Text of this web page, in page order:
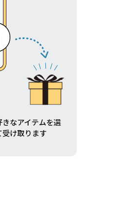
なアイテムを選
け取ります